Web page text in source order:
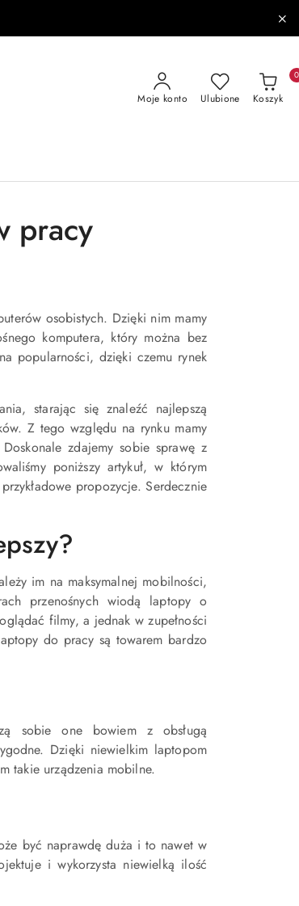
Moje konto Ulubione Koszyk
0
pracy
osobistych. Dzięki nim mamy
komputera, który można bez
popularności, dzięki czemu rynek
starając się znaleźć najlepszą
Z tego względu na rynku mamy
zdajemy sobie sprawę z
poniższy artykuł, w którym
propozycje. Serdecznie
im na maksymalnej mobilności,
przenośnych wiodą laptopy o
filmy, a jednak w zupełności
do pracy są towarem bardzo
sobie one bowiem z obsługą
Dzięki niewielkim laptopom
takie urządzenia mobilne.
być naprawdę duża i to nawet w
i wykorzysta niewielką ilość